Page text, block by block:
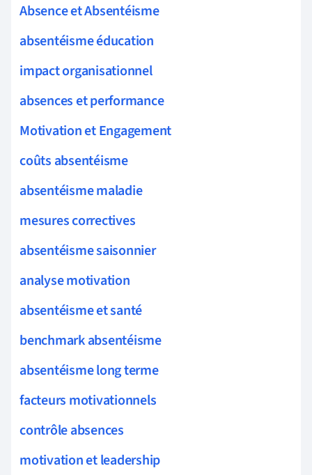
Absence et Absentéisme
absentéisme éducation
impact organisationnel
absences et performance
Motivation et Engagement
coûts absentéisme
absentéisme maladie
mesures correctives
absentéisme saisonnier
analyse motivation
absentéisme et santé
benchmark absentéisme
absentéisme long terme
facteurs motivationnels
contrôle absences
motivation et leadership